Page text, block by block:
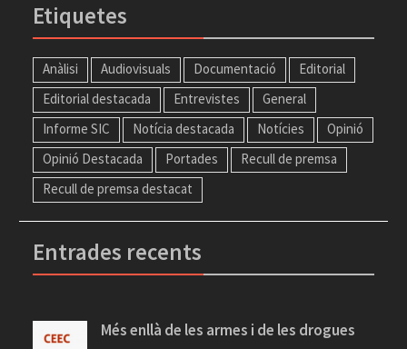
Etiquetes
Anàlisi Audiovisuals Documentació
Editorial
Editorial destacada
Entrevistes
General
Informe SIC
Notícia destacada Notícies
Opinió
Opinió Destacada
Portades
Recull de premsa
Recull de premsa destacat
Entrades recents
Més enllà de les armes i de les drogues